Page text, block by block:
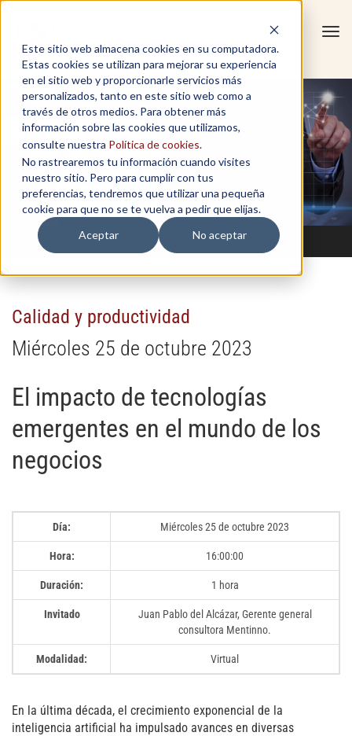
Este sitio web almacena cookies en su computadora.
Estas cookies se utilizan para mejorar su experiencia
en el sitio web y proporcionarle servicios más
personalizados, tanto en este sitio web como a
través de otros medios. Para obtener más
información sobre las cookies que utilizamos,
consulte nuestra Política de cookies.
No rastrearemos tu información cuando visites
nuestro sitio. Pero para cumplir con tus
preferencias, tendremos que utilizar una pequeña
cookie para que no se te vuelva a pedir que elijas.
Aceptar
No aceptar
Calidad y productividad
Miércoles 25 de octubre 2023
El impacto de tecnologías
emergentes en el mundo de los
negocios
Día: Miércoles 25 de octubre 2023
Hora: 16:00:00
Duración: 1 hora
Invitado
Juan Pablo del Alcázar, Gerente general
consultora Mentinno.
Modalidad: Virtual
En la última década, el crecimiento exponencial de la
inteligencia artificial ha impulsado avances en diversas